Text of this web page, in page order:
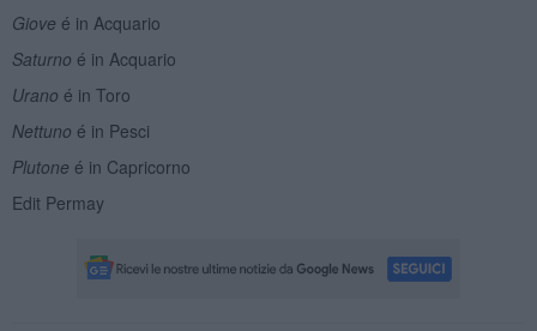
Giove é in Acquario
Saturno é in Acquario
Urano é in Toro
Nettuno é in Pesci
Plutone é in Capricorno
Edit Permay